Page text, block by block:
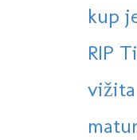
kup
RIP
vižita